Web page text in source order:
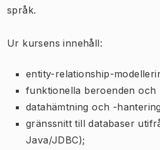
språk.
Ur kursens innehåll:
entity-relationship-
funktionella beroenden och
datahämtning och -
gränssnitt till databaser
Java/JDBC);